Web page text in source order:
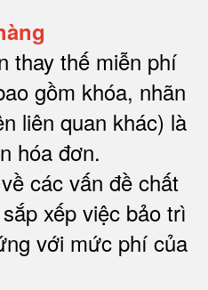
thay thế miễn phí
gồm khóa, nhãn
liên quan khác) là
hóa đơn.
các vấn đề chất
xếp việc bảo trì
với mức phí của